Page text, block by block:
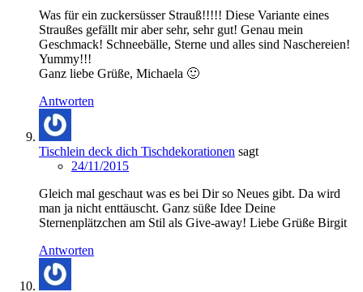
Was für ein zuckersüsser Strauß!!!!! Diese Variante eines
Straußes gefällt mir aber sehr, sehr gut! Genau mein
Geschmack! Schneebälle, Sterne und alles sind Naschereien!
Yummy!!!
Ganz liebe Grüße, Michaela 🙂
Antworten
Tischlein deck dich Tischdekorationen sagt
24/11/2015
Gleich mal geschaut was es bei Dir so Neues gibt. Da wird
man ja nicht enttäuscht. Ganz süße Idee Deine
Sternenplätzchen am Stil als Give-away! Liebe Grüße Birgit
Antworten